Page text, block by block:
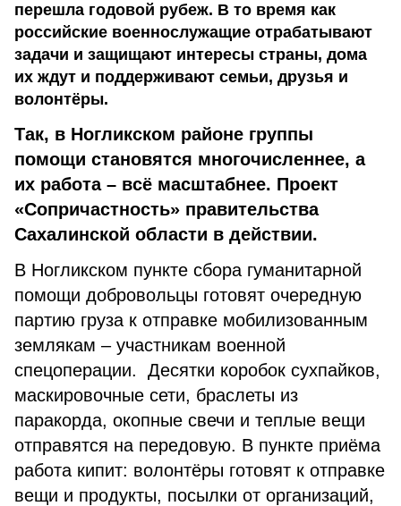
перешла годовой рубеж. В то время как
российские военнослужащие отрабатывают
задачи и защищают интересы страны, дома
их ждут и поддерживают семьи, друзья и
волонтёры.
Так, в Ногликском районе группы
помощи становятся многочисленнее, а
их работа – всё масштабнее. Проект
«Сопричастность» правительства
Сахалинской области в действии.
В Ногликском пункте сбора гуманитарной
помощи добровольцы готовят очередную
партию груза к отправке мобилизованным
землякам – участникам военной
спецоперации. Десятки коробок сухпайков,
маскировочные сети, браслеты из
паракорда, окопные свечи и теплые вещи
отправятся на передовую. В пункте приёма
работа кипит: волонтёры готовят к отправке
вещи и продукты, посылки от организаций,